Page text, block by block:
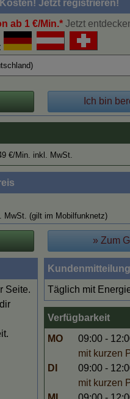
Jetzt registrieren!
ab 1 €/Min.* Jetzt
Ich bin
€/Min. inkl. MwSt.
MwSt. (gilt im Mobilfunknetz)
» Zum
Seite.
Kundenmitteilung
Täglich mit
Verfügbarkeit
MO
09:00 -
mit kurzen
DI
09:00 -
mit kurzen